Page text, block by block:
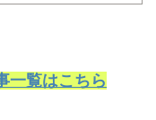
一覧はこちら